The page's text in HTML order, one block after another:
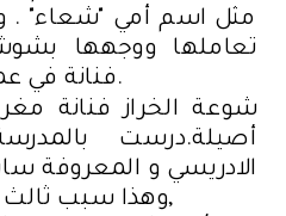
مثل اسم أمي "شعاء" .
تعاملها ووجهها
فنانة في عملها وفي حياتها أيضا.
أصيلة.درست
الادريسي و المعروفة
وهذا سبب ثالث فأنا بدوري درست بها,